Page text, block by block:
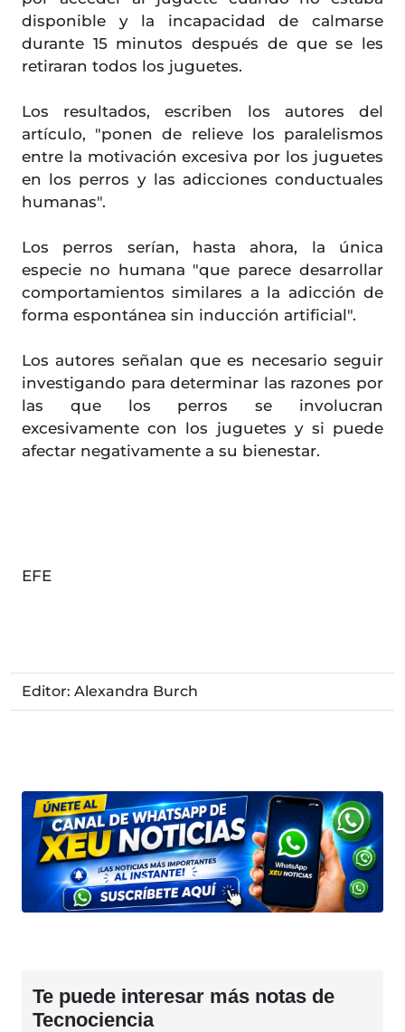
disponible y la incapacidad de calmarse
durante 15 minutos después de que se les
retiraran todos los juguetes.
Los resultados, escriben los autores del
artículo, "ponen de relieve los paralelismos
entre la motivación excesiva por los juguetes
en los perros y las adicciones conductuales
humanas".
Los perros serían, hasta ahora, la única
especie no humana "que parece desarrollar
comportamientos similares a la adicción de
forma espontánea sin inducción artificial".
Los autores señalan que es necesario seguir
investigando para determinar las razones por
las que los perros se involucran
excesivamente con los juguetes y si puede
afectar negativamente a su bienestar.
EFE
Editor: Alexandra Burch
Te puede interesar más notas de
Tecnociencia